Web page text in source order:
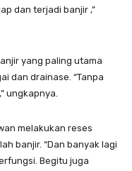
dan terjadi banjir ,”
yang paling utama
dan drainase. “Tanpa
ungkapnya.
melakukan reses
banjir. “Dan banyak lagi
Begitu juga